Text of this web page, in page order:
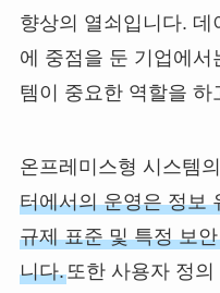
향상의 열쇠입니다.
에 중점을 둔 기업에
템이 중요한 역할을 하
온프레미스형 시스템
터에서의 운영은 정보
규제 표준 및 특정 보
니다.또한 사용자 정